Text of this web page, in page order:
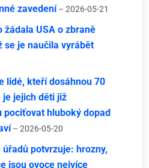
zavedení – 2026-05-21
USA o zbraně
se je naučila vyrábět
lidé, kteří dosáhnou 70
je jejich děti již
pociťovat hluboký dopad
– 2026-05-20
potvrzuje: hrozny,
jsou ovoce nejvíce